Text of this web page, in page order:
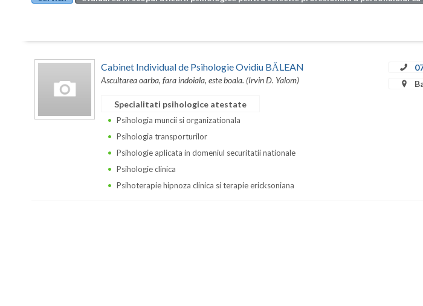
Cabinet Individual de Psihologie Ovidiu BĂLEAN
Ascultarea oarba, fara indoiala, este boala. (Irvin D. Yalom)
Specialitati psihologice atestate
Psihologia muncii si organizationala
Psihologia transporturilor
Psihologie aplicata in domeniul securitatii nationale
Psihologie clinica
Psihoterapie hipnoza clinica si terapie ericksoniana